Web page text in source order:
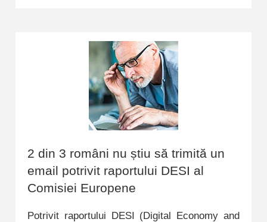
2 din 3 români nu știu să trimită un
email potrivit raportului DESI al
Comisiei Europene
Potrivit raportului DESI (Digital Economy and